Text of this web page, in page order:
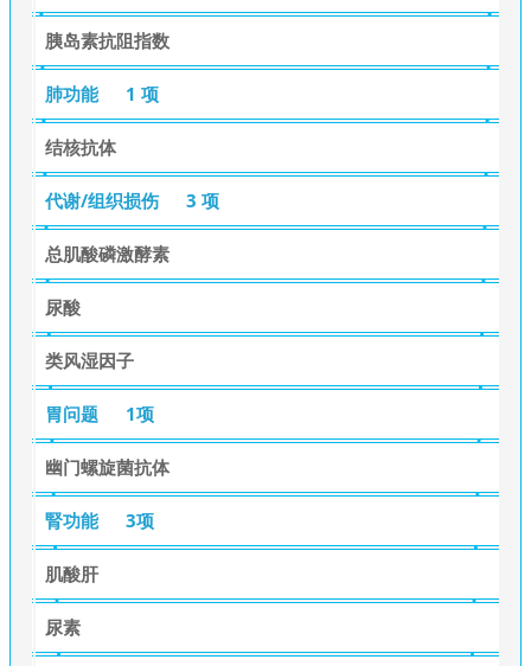
胰岛素抗阻指数
肺功能 1 项
结核抗体
代谢/组织损伤 3 项
总肌酸磷激酵素
尿酸
类风湿因子
胃问题 1项
幽门螺旋菌抗体
腎功能 3项
肌酸肝
尿素